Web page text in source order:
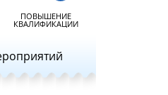
ПОВЫШЕНИЕ
КВАЛИФИКАЦИИ